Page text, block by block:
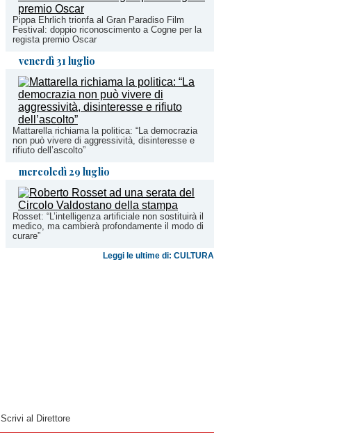
Pippa Ehrlich trionfa al Gran Paradiso Film
Festival: doppio riconoscimento a Cogne per la
regista premio Oscar
venerdì 31 luglio
Mattarella richiama la politica: “La democrazia
non può vivere di aggressività, disinteresse e
rifiuto dell’ascolto”
mercoledì 29 luglio
Rosset: “L’intelligenza artificiale non sostituirà il
medico, ma cambierà profondamente il modo di
curare”
Leggi le ultime di: CULTURA
Scrivi al Direttore